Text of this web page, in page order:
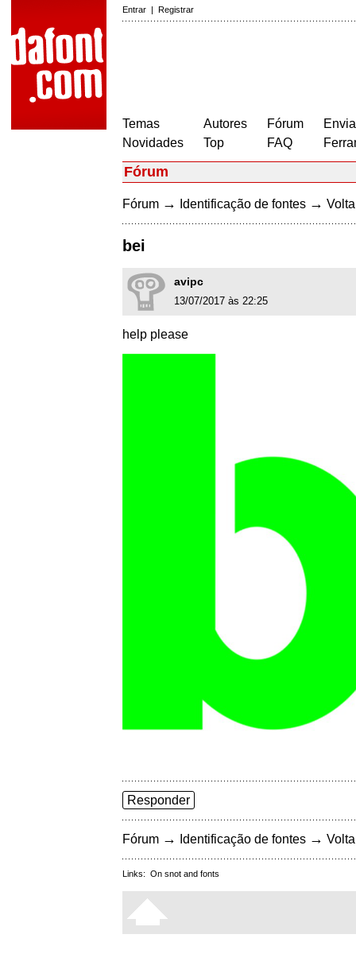
Entrar | Registrar
Temas
Novidades
Autores
Top
Fórum
FAQ
Fórum
Fórum → Identificação de fontes →
bei
avipc
13/07/2017 às 22:25
help please
Responder
Fórum → Identificação de fontes →
Links: On snot and fonts